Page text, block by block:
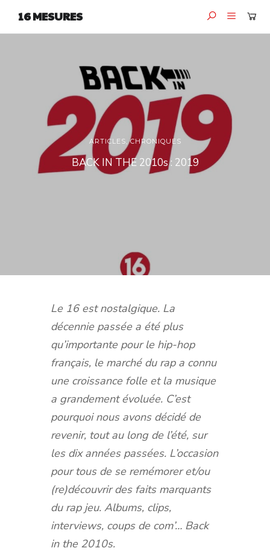
16 MESURES
ARTICLES,CHRONIQUES
BACK IN THE 2010s : 2019
Le 16 est nostalgique. La
décennie passée a été plus
qu’importante pour le hip-hop
français, le marché du rap a connu
une croissance folle et la musique
a grandement évoluée. C’est
pourquoi nous avons décidé de
revenir, tout au long de l’été, sur
les dix années passées. L’occasion
pour tous de se remémorer et/ou
(re)découvrir des faits marquants
du rap jeu. Albums, clips,
interviews, coups de com’… Back
in the 2010s.